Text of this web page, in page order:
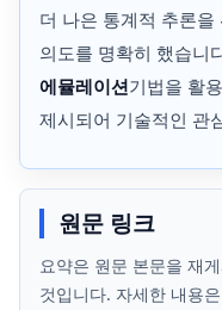
더 나은 통계적 추론
의도를 명확히 했습니
에뮬레이션기법을 활
제시되어 기술적인 관
원문 링크
요약은 원문 본문을 재
것입니다. 자세한 내용